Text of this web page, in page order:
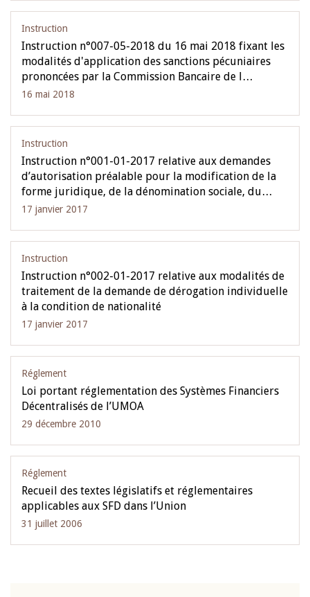
Instruction
Instruction n°007-05-2018 du 16 mai 2018 fixant les
modalités d'application des sanctions pécuniaires
prononcées par la Commission Bancaire de l…
16 mai 2018
Instruction
Instruction n°001-01-2017 relative aux demandes
d’autorisation préalable pour la modification de la
forme juridique, de la dénomination sociale, du…
17 janvier 2017
Instruction
Instruction n°002-01-2017 relative aux modalités de
traitement de la demande de dérogation individuelle
à la condition de nationalité
17 janvier 2017
Réglement
Loi portant réglementation des Systèmes Financiers
Décentralisés de l’UMOA
29 décembre 2010
Réglement
Recueil des textes législatifs et réglementaires
applicables aux SFD dans l’Union
31 juillet 2006